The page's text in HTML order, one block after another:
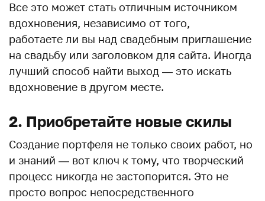
Все это может стать отличным источником
вдохновения, независимо от того,
работаете ли вы над свадебным приглашение
на свадьбу или заголовком для сайта. Иногда
лучший способ найти выход — это искать
вдохновение в другом месте.
2. Приобретайте новые скилы
Создание портфеля не только своих работ, но
и знаний — вот ключ к тому, что творческий
процесс никогда не застопорится. Это не
просто вопрос непосредственного